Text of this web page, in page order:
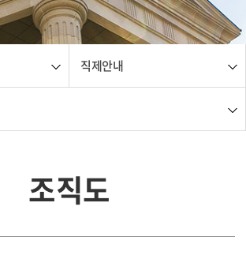
직제안내
조직도